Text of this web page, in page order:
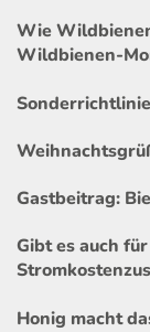
Wie
Wildbienen-
Gastbeitrag:
Gibt es auch
Honig macht